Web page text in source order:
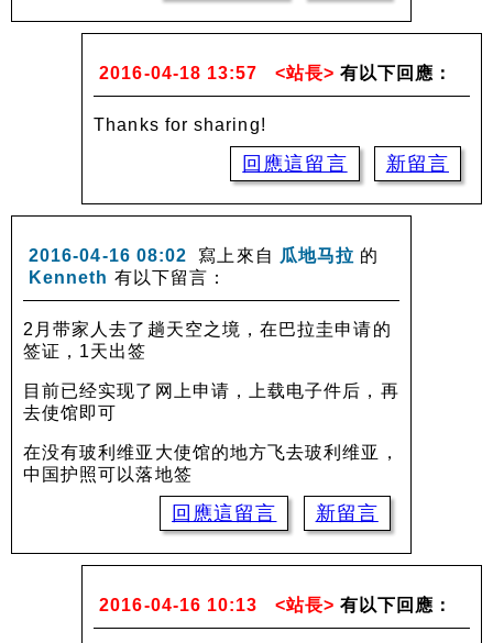
2016-04-18 13:57 <站長> 有以下回應：
Thanks for sharing!
回應這留言 新留言
2016-04-16 08:02 寫上來自 瓜地马拉 的
Kenneth 有以下留言：
2月带家人去了趟天空之境，在巴拉圭申请的
签证，1天出签
目前已经实现了网上申请，上载电子件后，再
去使馆即可
在没有玻利维亚大使馆的地方飞去玻利维亚，
中国护照可以落地签
回應這留言 新留言
2016-04-16 10:13 <站長> 有以下回應：